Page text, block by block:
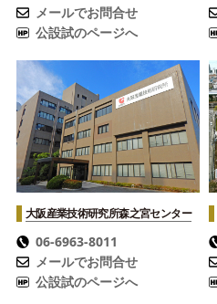
メールでお問合せ
公設試のページへ
大阪産業技術研究所森之宮センター
06-6963-8011
メールでお問合せ
公設試のページへ